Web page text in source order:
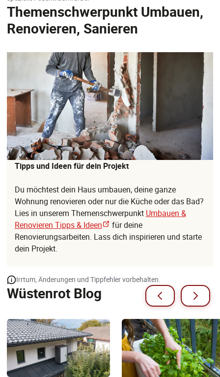
Themenschwerpunkt Umbauen,
Renovieren, Sanieren
Tipps und Ideen für dein Projekt
Du möchtest dein Haus umbauen, deine ganze
Wohnung renovieren oder nur die Küche oder das Bad?
Lies in unserem Themenschwerpunkt Umbauen &
Renovieren Tipps & Ideen
für deine
Renovierungsarbeiten. Lass dich inspirieren und starte
dein Projekt.
Irrtum, Änderungen und Tippfehler vorbehalten.
Wüstenrot Blog